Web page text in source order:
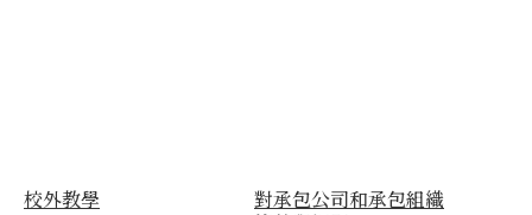
校外教學
對承包公司和承包組織